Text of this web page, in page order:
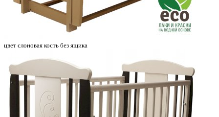
цвет слоновая кость без ящика